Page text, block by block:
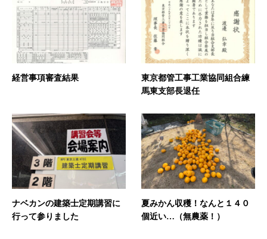
経営事項審査結果
東京都管工事工業協同組合練
馬東支部長退任
ナベカンの建築士定期講習に
行って参りました
夏みかん収穫！なんと１４０
個近い…（無農薬！）